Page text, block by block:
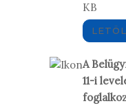
KB
A
11-i